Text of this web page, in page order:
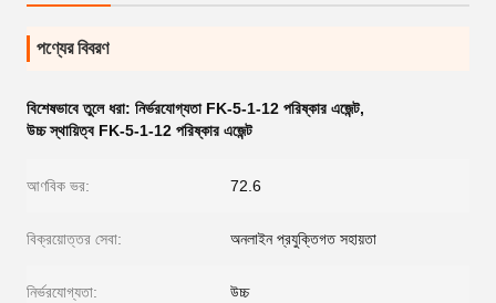
পণ্যের বিবরণ
বিশেষভাবে তুলে ধরা: নির্ভরযোগ্যতা FK-5-1-12 পরিষ্কার এজেন্ট,
উচ্চ স্থায়িত্ব FK-5-1-12 পরিষ্কার এজেন্ট
আণবিক ভর: 72.6
বিক্রয়োত্তর সেবা: অনলাইন প্রযুক্তিগত সহায়তা
নির্ভরযোগ্যতা: উচ্চ